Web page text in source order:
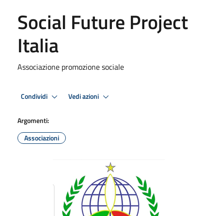
Social Future Project
Italia
Associazione promozione sociale
Condividi Vedi azioni
Argomenti:
Associazioni